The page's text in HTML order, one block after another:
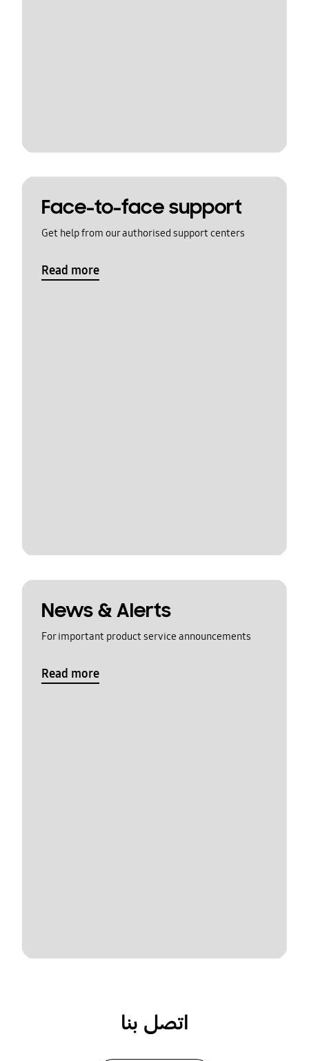
Face-to-face support
Get help from our authorised support centers
Read more
News & Alerts
For important product service announcements
Read more
اتصل بنا